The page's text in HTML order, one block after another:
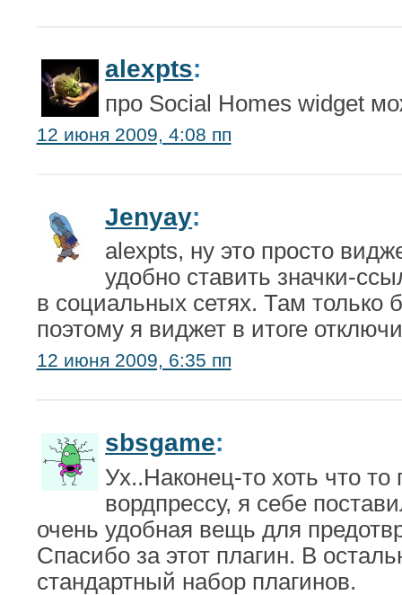
alexpts:
про Social Homes widget
12 июня 2009, 4:08 пп
Jenyay:
alexpts, ну это просто
удобно ставить значки-
в социальных сетях. Там только
поэтому я виджет в итоге
12 июня 2009, 6:35 пп
sbsgame:
Ух..Наконец-то хоть что то
вордпрессу, я себе
очень удобная вещь для
Спасибо за этот плагин. В
стандартный набор плагинов.